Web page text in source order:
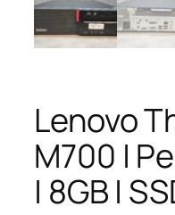
Lenovo
M700 |
| 8GB |